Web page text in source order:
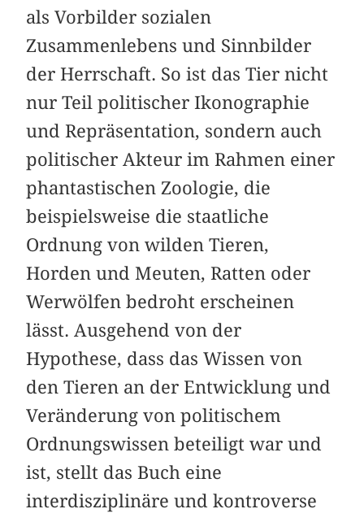
als Vorbilder sozialen
Zusammenlebens und Sinnbilder
der Herrschaft. So ist das Tier nicht
nur Teil politischer Ikonographie
und Repräsentation, sondern auch
politischer Akteur im Rahmen einer
phantastischen Zoologie, die
beispielsweise die staatliche
Ordnung von wilden Tieren,
Horden und Meuten, Ratten oder
Werwölfen bedroht erscheinen
lässt. Ausgehend von der
Hypothese, dass das Wissen von
den Tieren an der Entwicklung und
Veränderung von politischem
Ordnungswissen beteiligt war und
ist, stellt das Buch eine
interdisziplinäre und kontroverse